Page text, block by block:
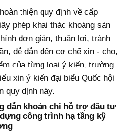
thiện quy định về cấp
phép khai thác khoáng sản
đơn giản, thuận lợi, tránh
dễ dẫn đến cơ chế xin - cho,
của từng loại ý kiến, trường
xin ý kiến đại biểu Quốc hội
quy định này.
dẫn khoản chi hỗ trợ đầu tư
công trình hạ tầng kỹ